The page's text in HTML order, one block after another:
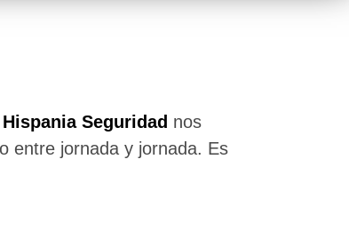
Hispania Seguridad nos
entre jornada y jornada. Es